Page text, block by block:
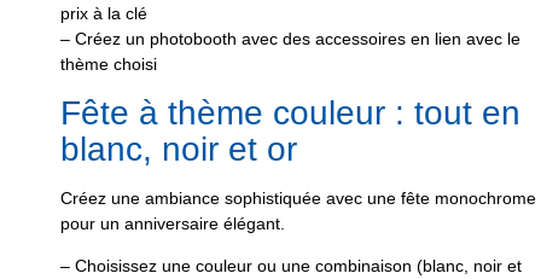
prix à la clé
– Créez un photobooth avec des accessoires en lien avec le
thème choisi
Fête à thème couleur : tout en
blanc, noir et or
Créez une ambiance sophistiquée avec une fête monochrome
pour un anniversaire élégant.
– Choisissez une couleur ou une combinaison (blanc, noir et